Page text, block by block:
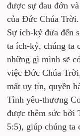
được sự đau đớn
của Đức Chúa Trời.
Sự ích-kỷ đưa đến
ta ích-kỷ, chúng ta
những gì mình sẽ
việc Đức Chúa
mất uy tín, quyền
Tình yêu-thương
được thêm sức bởi
5:5), giúp chúng ta